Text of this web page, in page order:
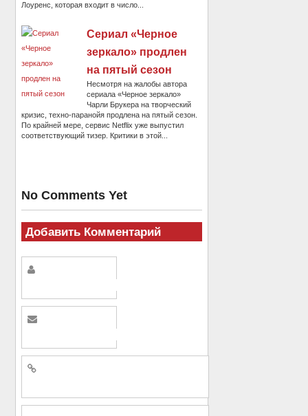
Лоуренс, которая входит в число...
Сериал «Черное
зеркало» продлен
на пятый сезон
Несмотря на жалобы автора
сериала «Черное зеркало»
Чарли Брукера на творческий
кризис, техно-паранойя продлена на пятый сезон.
По крайней мере, сервис Netflix уже выпустил
соответствующий тизер. Критики в этой...
No Comments Yet
Добавить Комментарий